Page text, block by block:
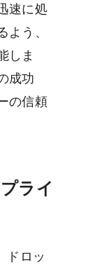
速に処
よう、
しま
成功
の信頼
ライ
ドロッ